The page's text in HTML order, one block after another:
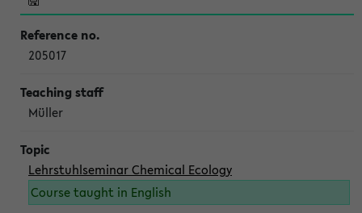
205017
Müller
Lehrstuhlseminar Chemical Ecology
Course taught in English